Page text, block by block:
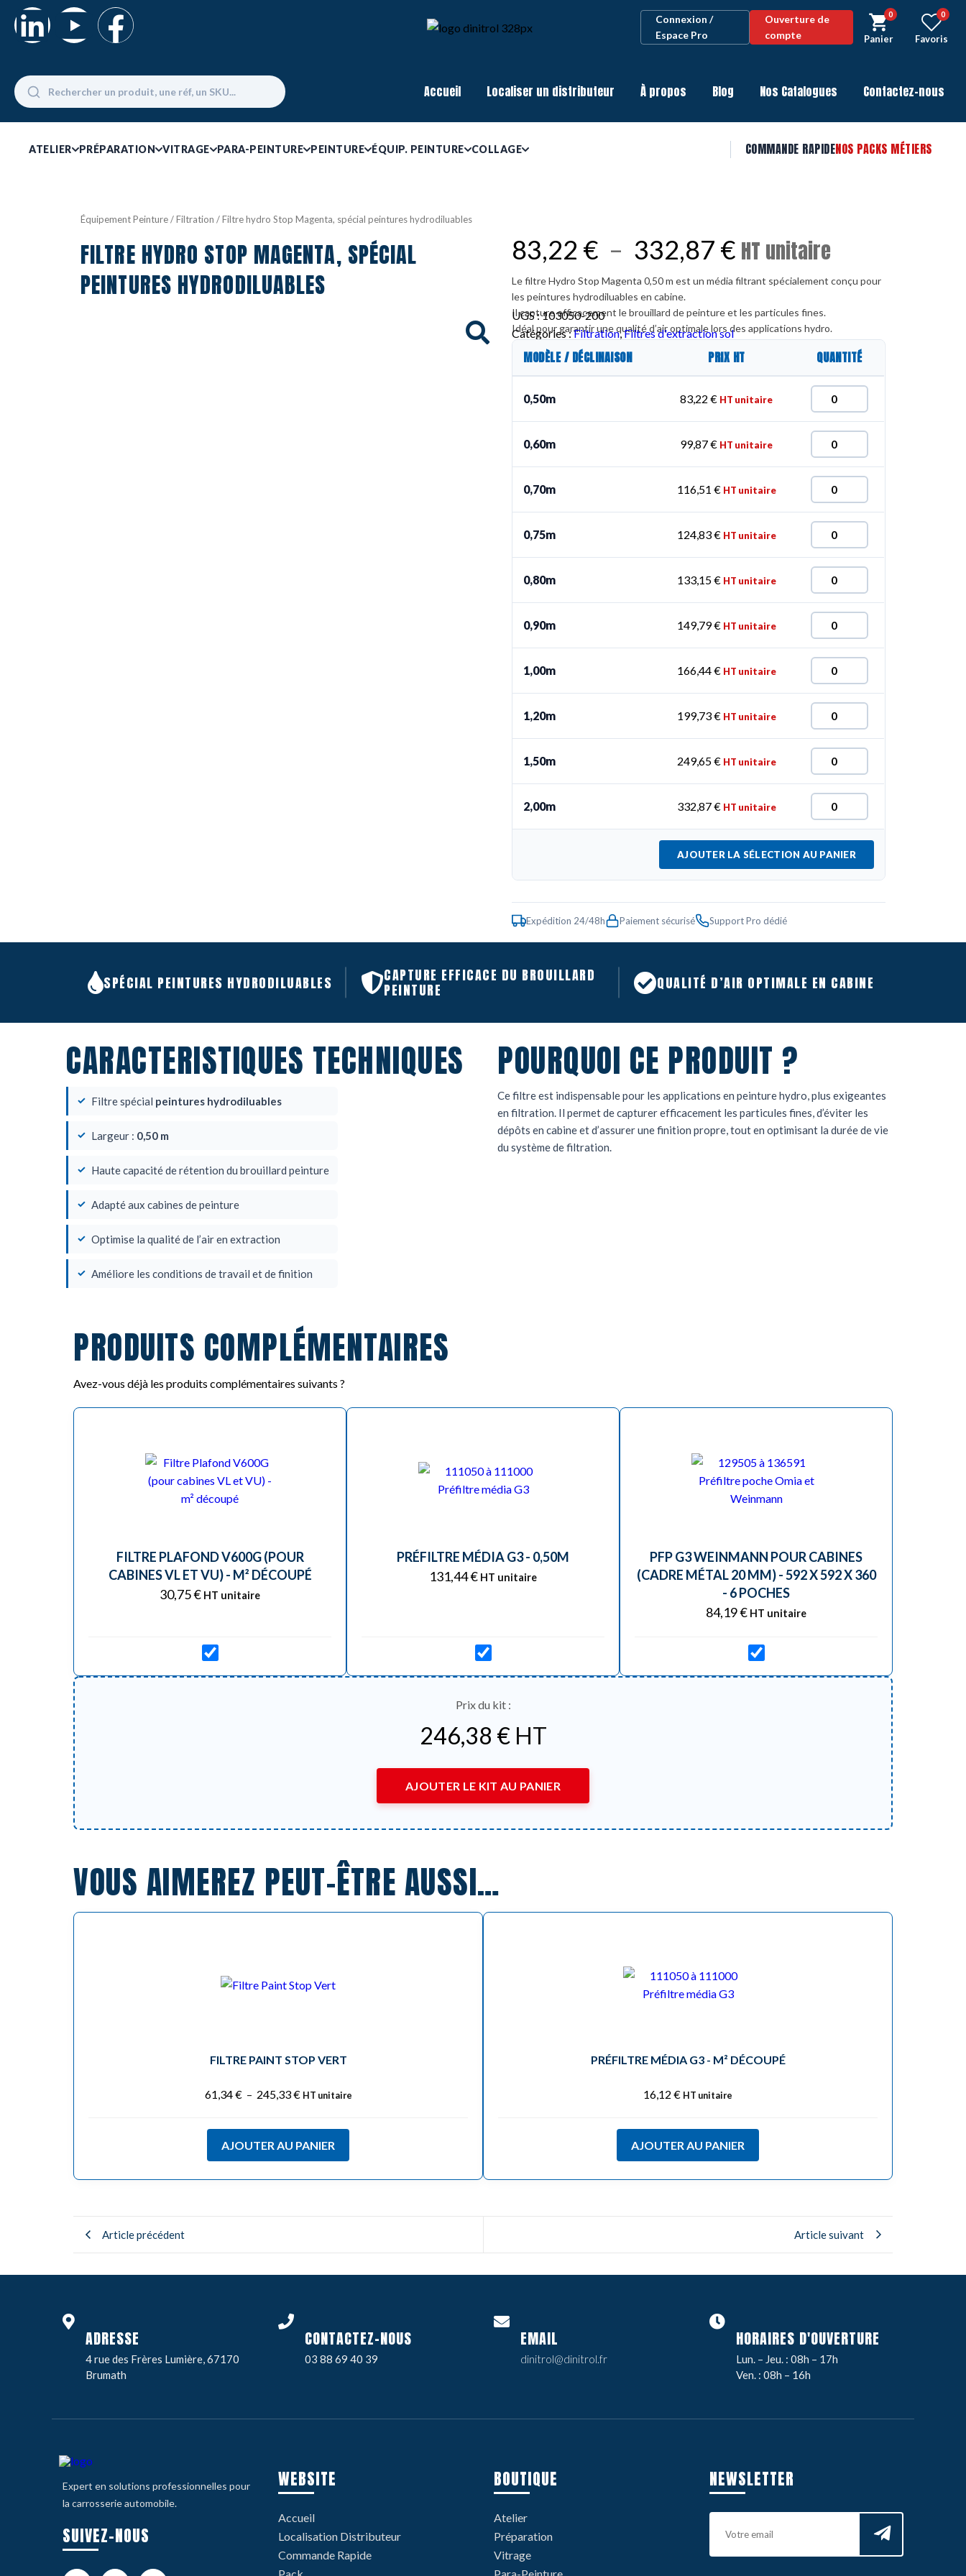
Connexion /
Espace Pro
Ouverture de
compte
0
Panier
0
Favoris
Accueil Localiser un distributeur À propos Blog Nos Catalogues Contactez-nous
ATELIER PRÉPARATION VITRAGE PARA-PEINTURE PEINTURE ÉQUIP. PEINTURE COLLAGE COMMANDE RAPIDENOS PACKS MÉTIERS
Équipement Peinture/Filtration / Filtre hydro Stop Magenta, spécial peintures hydrodiluables
FILTRE HYDRO STOP MAGENTA, SPÉCIAL
PEINTURES HYDRODILUABLES
83,22 € – 332,87 € HT unitaire
Le filtre Hydro Stop Magenta 0,50 m est un média filtrant spécialement conçu pour
les peintures hydrodiluables en cabine.
Il capture efficacement le brouillard de peinture et les particules fines.
Idéal pour garantir une qualité d’air optimale lors des applications hydro.
UGS :103050-200
Catégories :Filtration,Filtres d'extraction sol
MODÈLE / DÉCLINAISON PRIX HT QUANTITÉ
0,50m 83,22€ HT unitaire
0,60m 99,87€ HT unitaire
0,70m 116,51 € HT unitaire
0,75m 124,83€ HT unitaire
0,80m 133,15€ HT unitaire
0,90m 149,79€ HT unitaire
1,00m 166,44€ HT unitaire
1,20m 199,73€ HT unitaire
1,50m 249,65€ HT unitaire
2,00m 332,87€ HT unitaire
AJOUTER LA SÉLECTION AU PANIER
Expédition 24/48h Paiement sécurisé Support Pro dédié
SPÉCIAL PEINTURES HYDRODILUABLES CAPTURE EFFICACE DU BROUILLARD
PEINTURE QUALITÉ D’AIR OPTIMALE EN CABINE
CARACTERISTIQUES TECHNIQUES
Filtre spécial peintures hydrodiluables
Largeur : 0,50 m
Haute capacité de rétention du brouillard peinture
Adapté aux cabines de peinture
Optimise la qualité de l’air en extraction
Améliore les conditions de travail et de finition
POURQUOI CE PRODUIT ?
Ce filtre est indispensable pour les applications en peinture hydro, plus exigeantes
en filtration. Il permet de capturer efficacement les particules fines, d’éviter les
dépôts en cabine et d’assurer une finition propre, tout en optimisant la durée de vie
du système de filtration.
PRODUITS COMPLÉMENTAIRES
Avez-vous déjà les produits complémentaires suivants ?
FILTRE PLAFOND V600G (POUR
CABINES VL ET VU) - M² DÉCOUPÉ
30,75€ HT unitaire
PRÉFILTRE MÉDIA G3 - 0,50M
131,44€ HT unitaire
PFP G3 WEINMANN POUR CABINES
(CADRE MÉTAL 20 MM) - 592 X 592 X 360
- 6 POCHES
84,19€ HT unitaire
Prix du kit :
246,38 €HT
AJOUTER LE KIT AU PANIER
VOUS AIMEREZ PEUT-ÊTRE AUSSI…
FILTRE PAINT STOP VERT
61,34€ – 245,33€ HT unitaire
AJOUTER AU PANIER
PRÉFILTRE MÉDIA G3 - M² DÉCOUPÉ
16,12 € HT unitaire
AJOUTER AU PANIER
Article précédent Article suivant
ADRESSE
4 rue des Frères Lumière, 67170
Brumath
CONTACTEZ-NOUS
03 88 69 40 39
EMAIL
dinitrol@dinitrol.fr
HORAIRES D'OUVERTURE
Lun. – Jeu. : 08h – 17h
Ven. : 08h – 16h
Expert en solutions professionnelles pour
la carrosserie automobile.
SUIVEZ-NOUS
WEBSITE
Accueil
Localisation Distributeur
Commande Rapide
Pack
BOUTIQUE
Atelier
Préparation
Vitrage
Para-Peinture
NEWSLETTER